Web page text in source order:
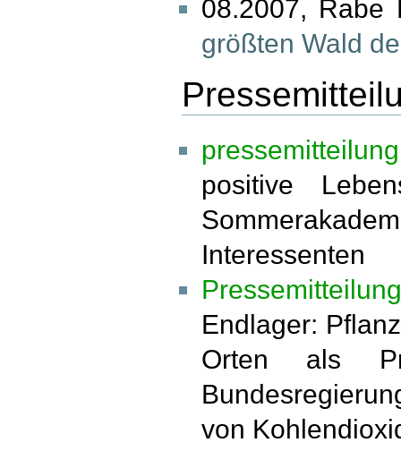
08.2007,
größten Wald
positive
Interessenten
Endlager:
Orten als
von